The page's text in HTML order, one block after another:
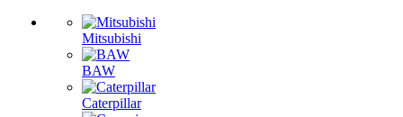
Mitsubishi
BAW
Caterpillar